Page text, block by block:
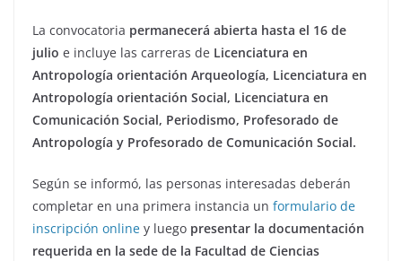
La convocatoria permanecerá abierta hasta el 16 de
julio e incluye las carreras de Licenciatura en
Antropología orientación Arqueología, Licenciatura en
Antropología orientación Social, Licenciatura en
Comunicación Social, Periodismo, Profesorado de
Antropología y Profesorado de Comunicación Social.
Según se informó, las personas interesadas deberán
completar en una primera instancia un formulario de
inscripción online y luego presentar la documentación
requerida en la sede de la Facultad de Ciencias